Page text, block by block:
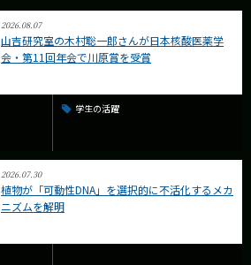
2026.08.07
山吉研究室の木村聡一郎さんが日本核酸医薬学
会・第11回年会で川原賞を受賞
学生の活躍
2026.07.30
植物が「可動性DNA」を選択的に不活化するメカ
ニズムを解明